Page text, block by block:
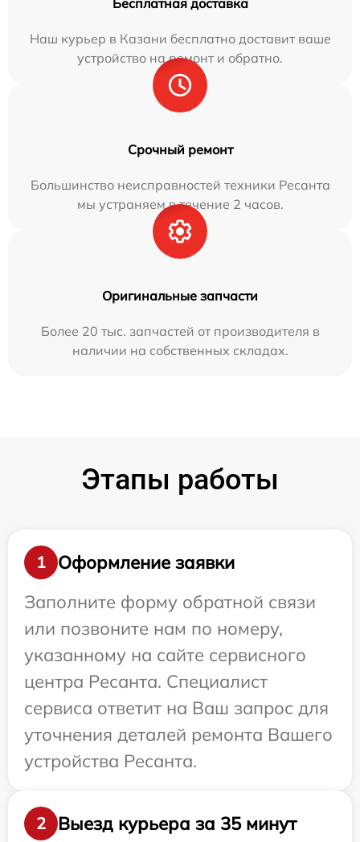
Бесплатная доставка
Наш курьер в Казани бесплатно доставит ваше
устройство на ремонт и обратно.
Срочный ремонт
Большинство неисправностей техники Ресанта
мы устраняем в течение 2 часов.
Оригинальные запчасти
Более 20 тыс. запчастей от производителя в
наличии на собственных складах.
Этапы работы
1
Оформление заявки
Заполните форму обратной связи
или позвоните нам по номеру,
указанному на сайте сервисного
центра Ресанта. Специалист
сервиса ответит на Ваш запрос для
уточнения деталей ремонта Вашего
устройства Ресанта.
2 Выезд курьера за 35 минут